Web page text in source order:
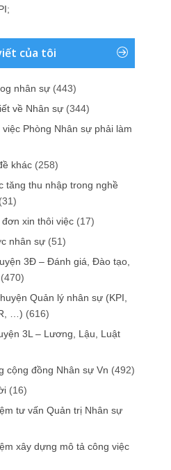
;
của tôi
nhân sự (443)
về Nhân sự (344)
việc Phòng Nhân sự phải làm
khác (258)
tăng thu nhập trong nghề
(31)
xin thôi việc (17)
nhân sự (51)
3Đ – Đánh giá, Đào tạo,
(470)
Quản lý nhân sự (KPI,
…) (616)
3L – Lương, Lậu, Luật
cộng đồng Nhân sự Vn (492)
(16)
tư vấn Quản trị Nhân sự
xây dựng mô tả công việc